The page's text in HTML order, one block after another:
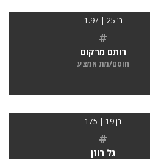
בן 25 | 1.97
#
רותם מרקום
חוסם/מת אמצע
בן 19 | 175
#
גל רוזן